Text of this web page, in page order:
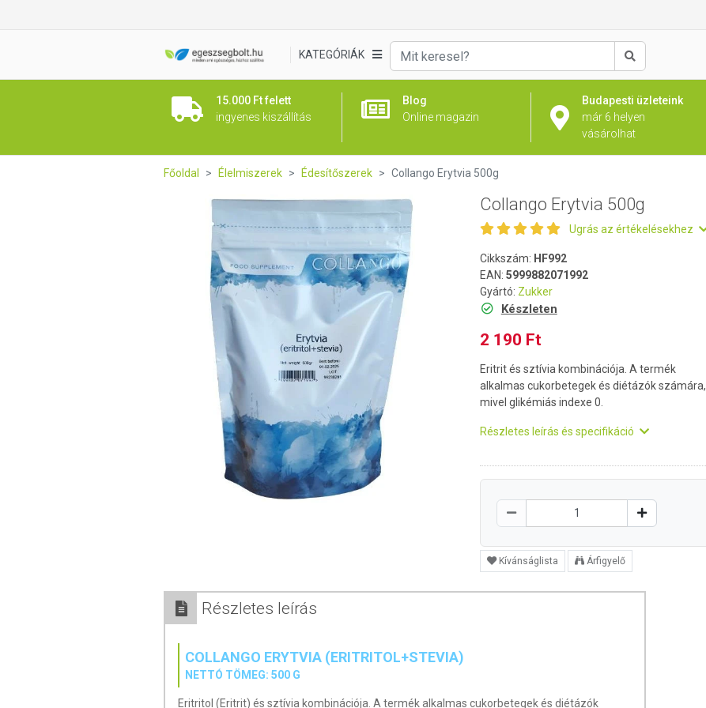
KATEGÓRIÁK
Keresés
15.000 Ft felett
ingyenes kiszállítás
Blog
Online magazin
Budapesti üzleteink
már 6 helyen
vásárolhat
Főoldal Élelmiszerek Édesítőszerek Collango Erytvia 500g
Collango Erytvia 500g
Ugrás az értékelésekhez
Cikkszám: HF992
EAN: 5999882071992
Gyártó: Zukker
Készleten
2 190 Ft
Eritrit és sztívia kombinációja. A termék
alkalmas cukorbetegek és diétázók számára,
mivel glikémiás indexe 0.
Részletes leírás és specifikáció
Kívánságlista Árfigyelő
Részletes leírás
COLLANGO ERYTVIA (ERITRITOL+STEVIA)
NETTÓ TÖMEG: 500 G
Eritritol (Eritrit) és sztívia kombinációja. A termék alkalmas cukorbetegek és diétázók